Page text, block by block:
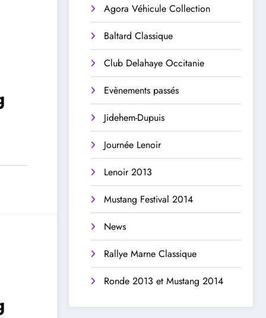
Agora Véhicule Collection
Baltard Classique
Club Delahaye Occitanie
Evènements passés
Jidehem-Dupuis
Journée Lenoir
Lenoir 2013
Mustang Festival 2014
News
Rallye Marne Classique
Ronde 2013 et Mustang 2014